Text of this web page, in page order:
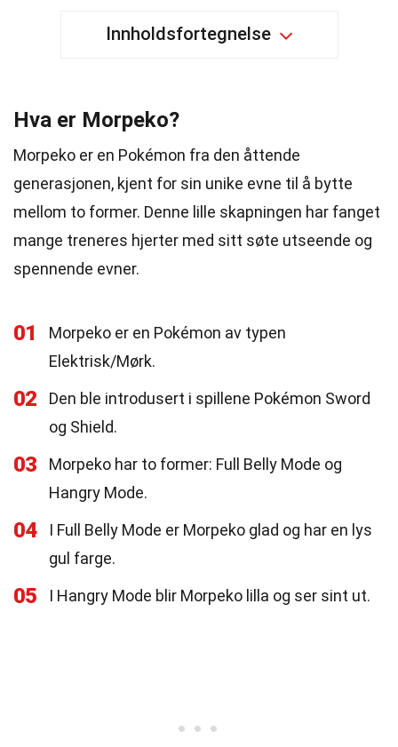
Innholdsfortegnelse
Hva er Morpeko?
Morpeko er en Pokémon fra den åttende
generasjonen, kjent for sin unike evne til å bytte
mellom to former. Denne lille skapningen har fanget
mange treneres hjerter med sitt søte utseende og
spennende evner.
01
Morpeko er en Pokémon av typen
Elektrisk/Mørk.
02
Den ble introdusert i spillene Pokémon Sword
og Shield.
03
Morpeko har to former: Full Belly Mode og
Hangry Mode.
04
I Full Belly Mode er Morpeko glad og har en lys
gul farge.
05 I Hangry Mode blir Morpeko lilla og ser sint ut.